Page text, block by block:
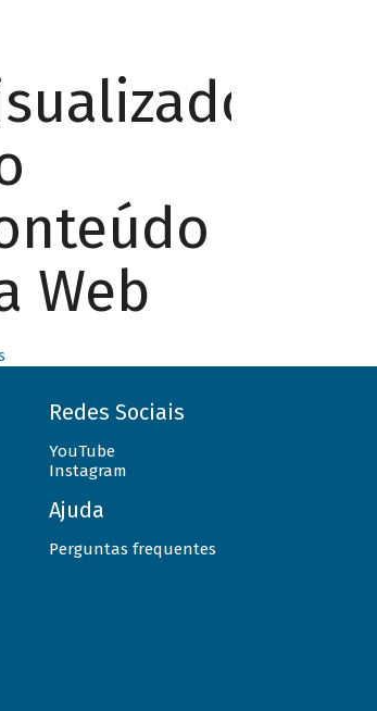
Web
Redes Sociais
YouTube
Instagram
Ajuda
Perguntas frequentes